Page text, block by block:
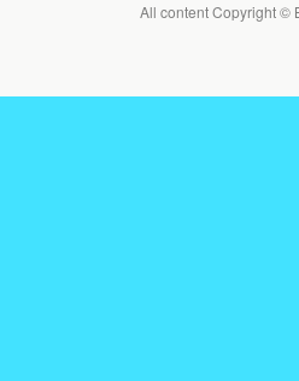
All content Copyright ©